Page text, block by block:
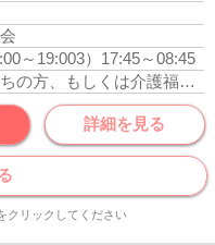
～19:003）17:45～08:45
社会福祉士資格をお持ちの方、もしくは介護福祉士資格をお持ちの方
詳細を見る
クリックしてください